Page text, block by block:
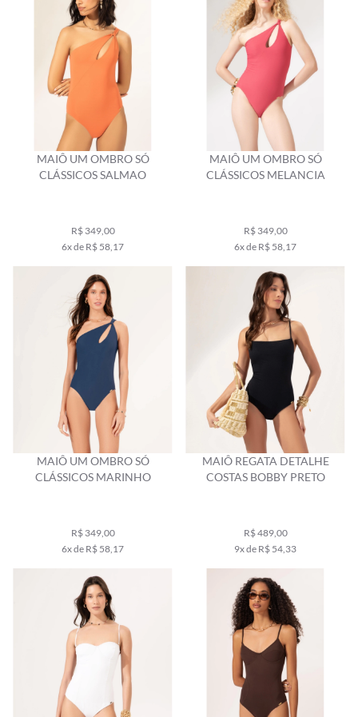
MAIÔ UM OMBRO SÓ
CLÁSSICOS SALMAO
R$ 349,00
6x de R$ 58,17
MAIÔ UM OMBRO SÓ
CLÁSSICOS MELANCIA
R$ 349,00
6x de R$ 58,17
MAIÔ UM OMBRO SÓ
CLÁSSICOS MARINHO
R$ 349,00
6x de R$ 58,17
MAIÔ REGATA DETALHE
COSTAS BOBBY PRETO
R$ 489,00
9x de R$ 54,33